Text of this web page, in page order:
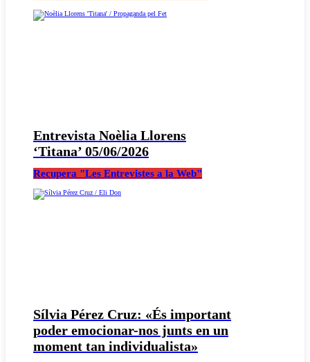
Entrevista Noèlia Llorens
‘Titana’ 05/06/2026
Recupera "Les Entrevistes a la Web"
Sílvia Pérez Cruz: «És important
poder emocionar-nos junts en un
moment tan individualista»